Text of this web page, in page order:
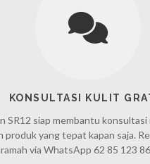
KONSULTASI KULIT
SR12 siap membantu konsultasi
produk yang tepat kapan saja.
ramah via WhatsApp 62 85 123